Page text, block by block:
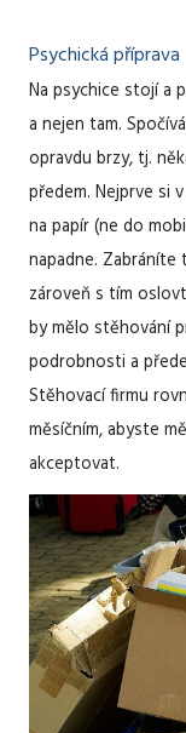
ne
každý
web
takový.
Jako
ten
náš.
Psychická příprava
Na psychice stojí a
a nejen tam.
opravdu brzy, tj.
předem. Nejprve si
na papír (ne do
napadne. Zabráníte
zároveň s tím
by mělo stěhování
podrobnosti a
Stěhovací firmu
měsíčním, abyste
akceptovat.